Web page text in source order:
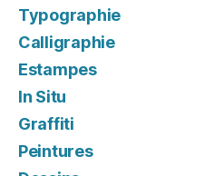
Typographie
Calligraphie
Estampes
In Situ
Graffiti
Peintures